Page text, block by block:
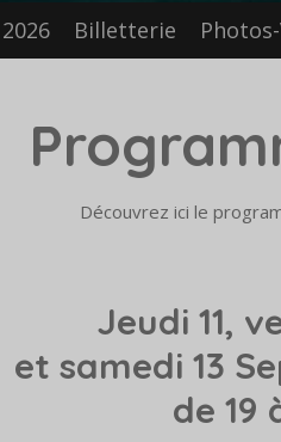
Billetterie
Découvrez ici le
Jeudi 11,
et samedi 13
de 19